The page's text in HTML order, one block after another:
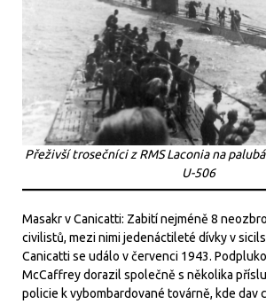
Přeživší trosečníci z RMS Laconia na
U-506
Masakr v Canicatti: Zabití nejméně 8
civilistů, mezi nimi jedenáctileté dívky v
Canicatti se událo v červenci 1943.
McCaffrey dorazil společně s několika
policie k vybombardované továrně, kde dav